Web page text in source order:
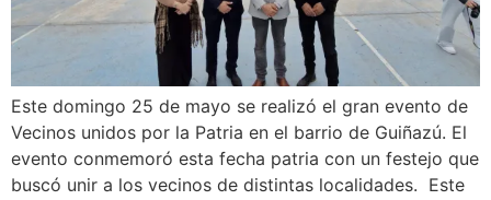
Este domingo 25 de mayo se realizó el gran evento de
Vecinos unidos por la Patria en el barrio de Guiñazú. El
evento conmemoró esta fecha patria con un festejo que
buscó unir a los vecinos de distintas localidades. Este